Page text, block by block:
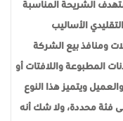
الشريحة المناسبة
الأساليب
ومنافذ بيع الشركة
المطبوعة واللافتات أو
ويتميز هذا النوع
فئة محددة، ولا شك أنه